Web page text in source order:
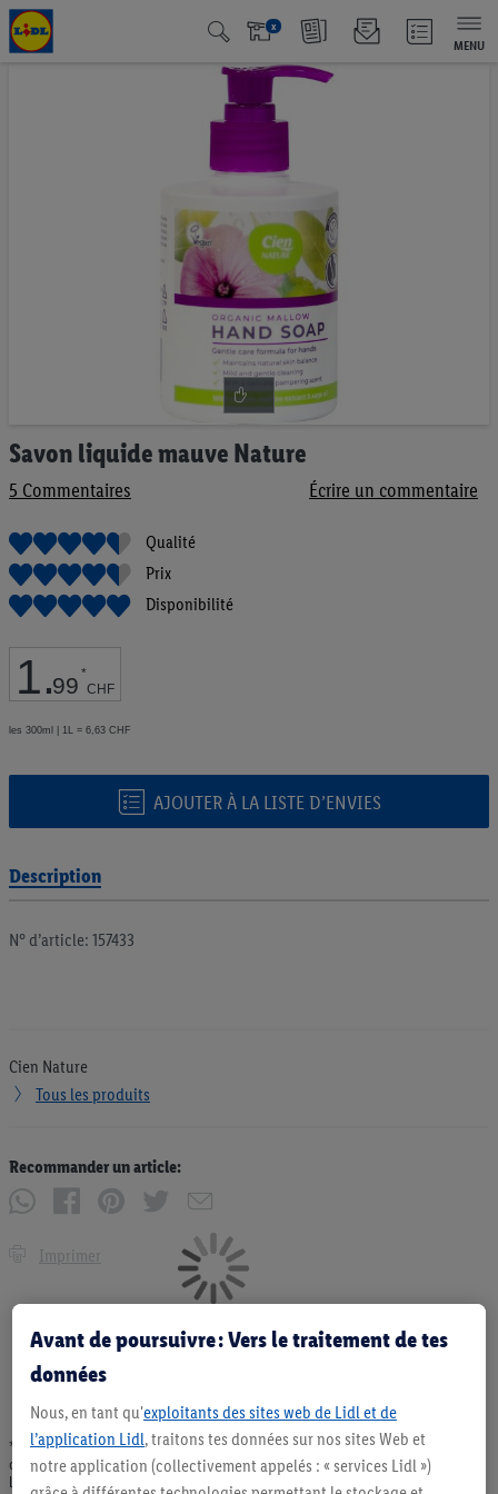
x
MENU
Savon liquide mauve Nature
5 Commentaires Écrire un commentaire
Qualité
Prix
Disponibilité
1.99 *
CHF
les 300ml | 1L = 6,63 CHF
AJOUTER À LA LISTE D’ENVIES
Passer
au
début
la
Galerie
d’images
Description
N° d’article: 157433
Cien Nature
Tous les produits
Recommander un article:
Imprimer
* Offres valables dans la limite des stocks disponibles. Vente limitée à des
quantités usuelles pour un ménage. Vendu sans décoration. Les produits faisant
l'objet de la publicité, notamment les produits NonFood, ne font pas partie de
Avant de poursuivre : Vers le traitement de tes
données
Nous, en tant qu'exploitants des sites web de Lidl et de
l’application Lidl, traitons tes données sur nos sites Web et
notre application (collectivement appelés : « services Lidl »)